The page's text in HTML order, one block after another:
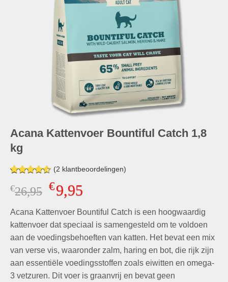
Acana Kattenvoer Bountiful Catch 1,8
kg
Gewaardeerd
4.50op 5
gebaseerd
waarderingen
(2 klantbeoordelingen)
€26,95 Oorspronkelijke
prijs
was:
€26,95.
€9,95Huidige
is:
€9,95.
Acana Kattenvoer Bountiful Catch is een hoogwaardig
kattenvoer dat speciaal is samengesteld om te voldoen
aan de voedingsbehoeften van katten. Het bevat een mix
van verse vis, waaronder zalm, haring en bot, die rijk zijn
aan essentiële voedingsstoffen zoals eiwitten en omega-
3 vetzuren. Dit voer is graanvrij en bevat geen